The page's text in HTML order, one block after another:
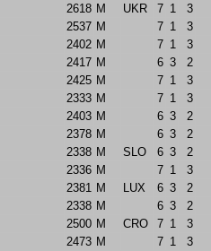
2618 M UKR 7 1
3
2537 M 7 1
3
2402 M 7 1
3
2417 M 6 3
2
2425 M 7 1
3
2333 M 7 1
3
2403 M 6 3
2
2378 M 6 3
2
2338 M SLO 6 3
2
2336 M 7 1
3
2381 M LUX 6 3
2
2338 M 6 3
2
2500 M CRO 7 1
3
2473 M 7 1
3